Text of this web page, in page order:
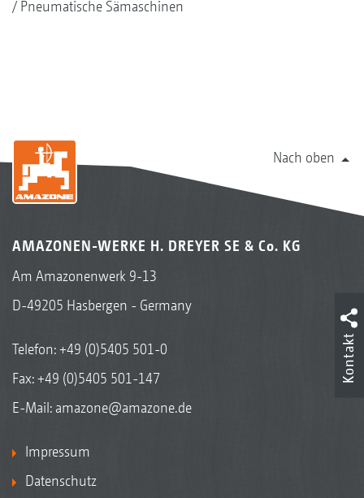
Pneumatische Sämaschinen
Nach oben
AMAZONEN-WERKE H. DREYER SE & Co. KG
Am Amazonenwerk 9-13
D-49205 Hasbergen - Germany
Telefon:+49 (0)5405 501-0
Fax: +49 (0)5405 501-147
E-Mail: amazone@amazone.de
Impressum
Datenschutz
Kontakt